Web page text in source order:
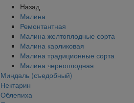
Назад
Малина
Ремонтантная
Малина желтоплодные сорта
Малина карликовая
Малина традиционные сорта
Малина черноплодная
Миндаль (съедобный)
Нектарин
Облепиха